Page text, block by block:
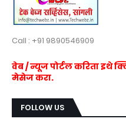
Call : +91 9890546909
वेब / न्यूज पोर्टल करिता इथे
मेसेज करा.
FOLLOW US